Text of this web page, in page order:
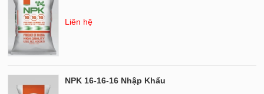
Liên hệ
NPK 16-16-16 Nhập Khẩu